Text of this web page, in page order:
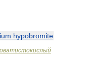
hypobromite